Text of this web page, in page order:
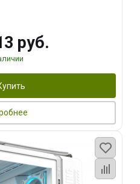
руб.